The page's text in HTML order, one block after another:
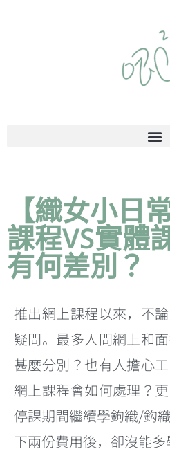
【織女小日
課程VS實體
有何差別？
推出網上課程以來，不
疑問。最多人問網上和
甚麼分別？也有人擔心
網上課程會如何處理？
停課期間繼續學鉤織/鈎
下兩份費用後，卻沒能多